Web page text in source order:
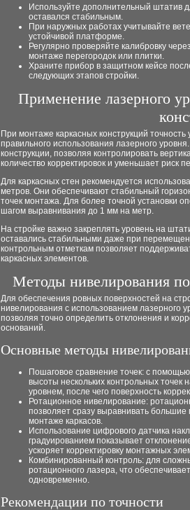
Используйте дополнительный штатив
оставался стабильным.
При наружных работах учитывайте
устойчивой платформе.
Регулярно проверяйте калибровку
монтаже перегородок или плитки.
Храните прибор в защитном кейсе
следующих этапов стройки.
Применение лазерного
При монтаже каркасных конструкций
правильного использования лазерного
конструкции, позволяя контролировать
количество корректировок и уменьшает риск
Для каркасных стен рекомендуется
метров. Они обеспечивают стабильный
точек монтажа. Для более точной установки
шагом выравнивания до 1 мм на метр.
На стройке важно закреплять уровень на
оставались стабильными даже при
контрольным отметкам позволяет
каркасных элементов.
Методы нивелирования
Для обеспечения ровных поверхностей на
нивелирования с использованием лазерного
позволяя точно определить отклонения и
оснований.
Основные методы
Пошаговое сравнение точек: с
высоты нескольких контрольных
уровнем, после чего поверхность
Ротационное нивелирование:
позволяет сразу выравнивать
монтаже каркасов.
Использование цифрового датчика
градуированием показывает
ускоряет корректировку монтажных
Комбинированный контроль: для
ротационного лазера, что
одновременно.
Рекомендации по точности